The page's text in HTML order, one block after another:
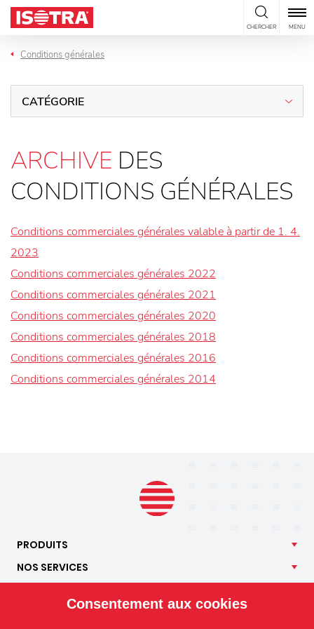
Passer au contenu
CHERCHER MENU
Conditions générales
CATÉGORIE
ARCHIVE DES
CONDITIONS GÉNÉRALES
Conditions commerciales générales valable à partir de 1. 4.
2023
Conditions commerciales générales 2022
Conditions commerciales générales 2021
Conditions commerciales générales 2020
Conditions commerciales générales 2018
Conditions commerciales générales 2016
Conditions commerciales générales 2014
PRODUITS
NOS SERVICES
Consentement aux cookies